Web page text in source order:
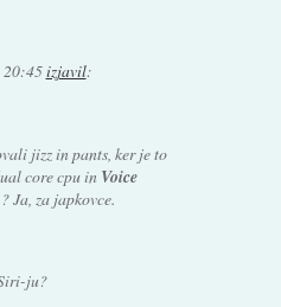
20:45izjavil:
jizz in pants, ker je to
core cpu in Voice
Ja, za japkovce.
ju?